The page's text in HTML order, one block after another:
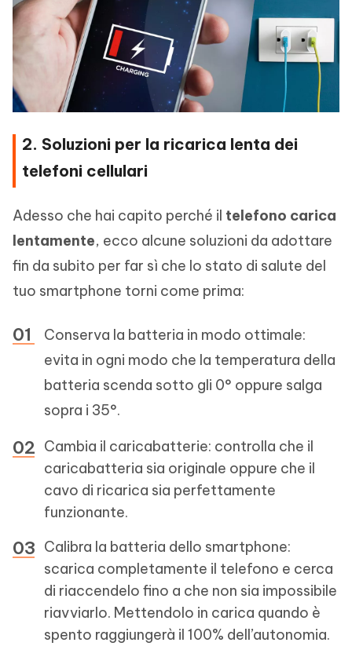
2. Soluzioni per la ricarica lenta dei
telefoni cellulari
Adesso che hai capito perché il telefono carica
lentamente, ecco alcune soluzioni da adottare
fin da subito per far sì che lo stato di salute del
tuo smartphone torni come prima:
Conserva la batteria in modo ottimale:
evita in ogni modo che la temperatura della
batteria scenda sotto gli 0° oppure salga
sopra i 35°.
Cambia il caricabatterie: controlla che il
caricabatteria sia originale oppure che il
cavo di ricarica sia perfettamente
funzionante.
Calibra la batteria dello smartphone:
scarica completamente il telefono e cerca
di riaccendelo fino a che non sia impossibile
riavviarlo. Mettendolo in carica quando è
spento raggiungerà il 100% dell’autonomia.